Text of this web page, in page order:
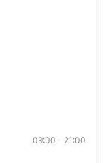
09:00 - 21:00